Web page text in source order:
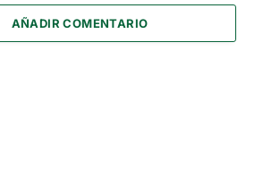
AÑADIR COMENTARIO